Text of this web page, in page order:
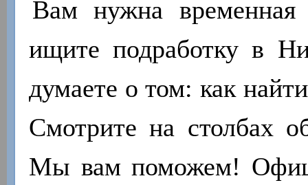
Вам нужна временная
ищите подработку в
думаете о том: как
Смотрите на столбах
Мы вам поможем!